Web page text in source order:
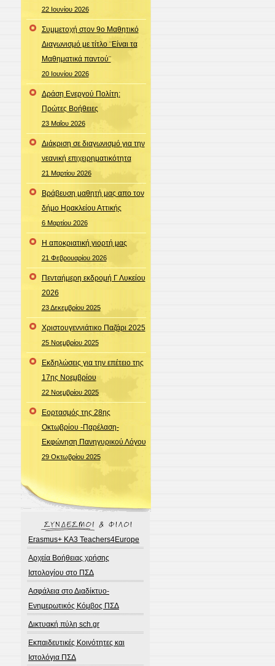
22 Ιουνίου 2026
Συμμετοχή στον 9ο Μαθητικό
Διαγωνισμό με τίτλο ¨Είναι τα
Μαθηματικά παντού¨
20 Ιουνίου 2026
Δράση Ενεργού Πολίτη:
Πρώτες Βοήθειες
23 Μαΐου 2026
Διάκριση σε διαγωνισμό για την
νεανική επιχειρηματικότητα
21 Μαρτίου 2026
Βράβευση μαθητή μας απο τον
δήμο Ηρακλείου Αττικής
6 Μαρτίου 2026
Η αποκριατική γιορτή μας
21 Φεβρουαρίου 2026
Πενταήμερη εκδρομή Γ Λυκείου
2026
23 Δεκεμβρίου 2025
Χριστουγεννιάτικο Παζάρι 2025
25 Νοεμβρίου 2025
Εκδηλώσεις για την επέτειο της
17ης Νοεμβρίου
22 Νοεμβρίου 2025
Εορτασμός της 28ης
Οκτωβρίου -Παρέλαση-
Εκφώνηση Πανηγυρικού Λόγου
29 Οκτωβρίου 2025
Erasmus+ KA3 Teachers4Europe
Αρχεία Βοήθειας χρήσης
Ιστολογίου στο ΠΣΔ
Ασφάλεια στο Διαδίκτυο-
Ενημερωτικός Κόμβος ΠΣΔ
Δικτυακή πύλη sch.gr
Εκπαιδευτικές Κοινότητες και
Ιστολόγια ΠΣΔ